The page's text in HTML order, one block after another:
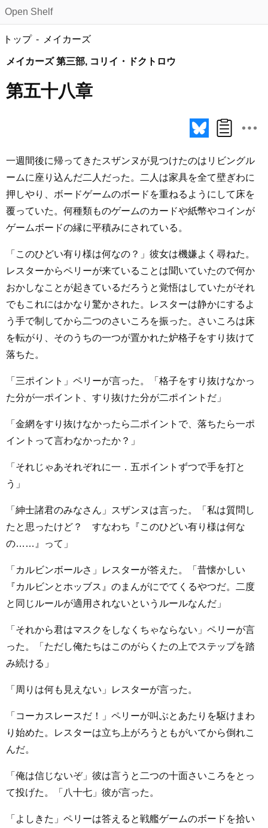
Open Shelf
トップ メイカーズ
メイカーズ 第三部, コリイ・ドクトロウ
第五十八章
一週間後に帰ってきたスザンヌが見つけたのはリビングル
ームに座り込んだ二人だった。二人は家具を全て壁ぎわに
押しやり、ボードゲームのボードを重ねるようにして床を
覆っていた。何種類ものゲームのカードや紙幣やコインが
ゲームボードの縁に平積みにされている。
「このひどい有り様は何なの？」彼女は機嫌よく尋ねた。
レスターからペリーが来ていることは聞いていたので何か
おかしなことが起きているだろうと覚悟はしていたがそれ
でもこれにはかなり驚かされた。レスターは静かにするよ
う手で制してから二つのさいころを振った。さいころは床
を転がり、そのうちの一つが置かれた炉格子をすり抜けて
落ちた。
「三ポイント」ペリーが言った。「格子をすり抜けなかっ
た分が一ポイント、すり抜けた分が二ポイントだ」
「金網をすり抜けなかったら二ポイントで、落ちたら一ポ
イントって言わなかったか？」
「それじゃあそれぞれに一．五ポイントずつで手を打と
う」
「紳士諸君のみなさん」スザンヌは言った。「私は質問し
たと思ったけど？ すなわち『このひどい有り様は何な
の……』って」
「カルビンボールさ」レスターが答えた。「昔懐かしい
『カルビンとホッブス』のまんがにでてくるやつだ。二度
と同じルールが適用されないというルールなんだ」
「それから君はマスクをしなくちゃならない」ペリーが言
った。「ただし俺たちはこのがらくたの上でステップを踏
み続ける」
「周りは何も見えない」レスターが言った。
「コーカスレースだ！」ペリーが叫ぶとあたりを駆けまわ
り始めた。レスターは立ち上がろうともがいてから倒れこ
んだ。
「俺は信じないぞ」彼は言うと二つの十面さいころをとっ
て投げた。「八十七」彼が言った。
「よしきた」ペリーは答えると戦艦ゲームのボードを拾い